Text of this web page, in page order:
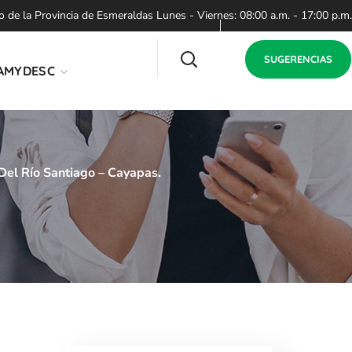
la Provincia de Esmeraldas Lunes - Viernes: 08:00 a.m. - 17:00 p.m.
SUGERENCIAS
Río Santiago – Cayapas.